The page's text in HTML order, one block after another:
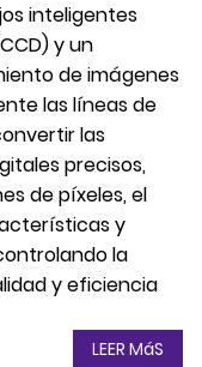
inteligentes
y un
de imágenes
las líneas de
las
precisos,
de píxeles, el
y
la
y eficiencia
LEER MáS